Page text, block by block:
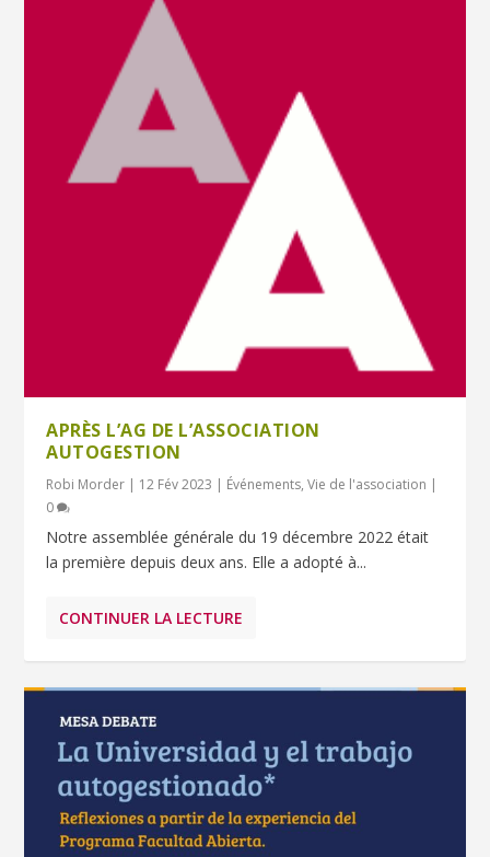
APRÈS L’AG DE L’ASSOCIATION
AUTOGESTION
Robi Morder | 12 Fév 2023 | Événements,Vie de l'association |
0
Notre assemblée générale du 19 décembre 2022 était
la première depuis deux ans. Elle a adopté à...
CONTINUER LA LECTURE